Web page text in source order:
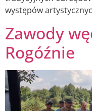
występów
Zawody
Rogóźnie